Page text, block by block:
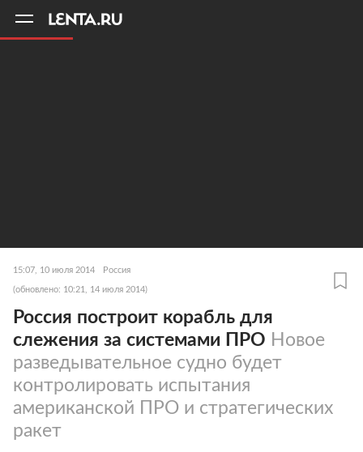
15:07, 10 июля 2014 Россия
(обновлено: 10:21, 14 июля 2014)
Россия построит корабль для
слежения за системами ПРО Новое
разведывательное судно будет
контролировать испытания
американской ПРО и стратегических
ракет